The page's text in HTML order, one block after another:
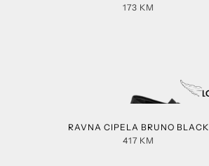
173 KM
RAVNA CIPELA BRUNO BLACK
417 KM